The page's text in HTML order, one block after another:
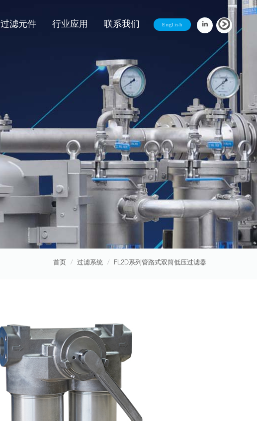
过滤元件 行业应用 联系我们 English
首页 过滤系统 FL2D系列管路式双筒低压过滤器